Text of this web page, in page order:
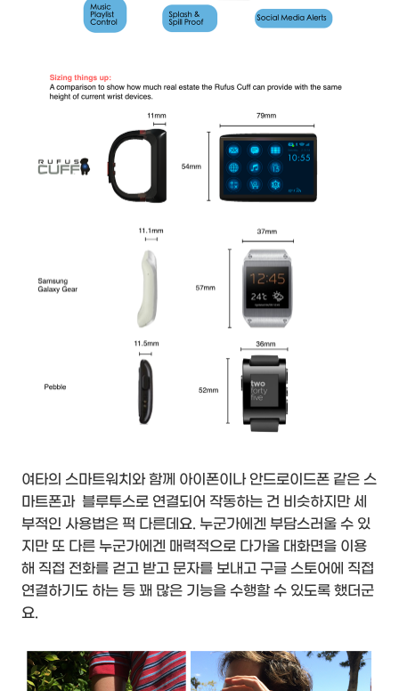
여타의 스마트워치와 함께 아이폰이나 안드로이드폰 같은 스
마트폰과 블루투스로 연결되어 작동하는 건 비슷하지만 세
부적인 사용법은 퍽 다른데요. 누군가에겐 부담스러울 수 있
지만 또 다른 누군가에겐 매력적으로 다가올 대화면을 이용
해 직접 전화를 걷고 받고 문자를 보내고 구글 스토어에 직접
연결하기도 하는 등 꽤 많은 기능을 수행할 수 있도록 했더군
요.